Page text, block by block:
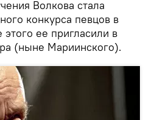
Волкова стала
конкурса певцов в
ее пригласили в
(ныне Мариинского).